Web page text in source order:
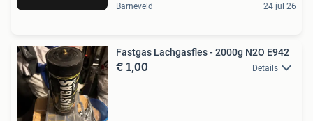
Barneveld 24 jul 26
Fastgas Lachgasfles - 2000g N2O E942
€ 1,00 Details